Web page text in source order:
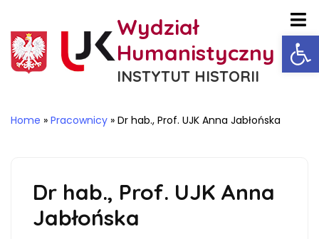
Wydział
Humanistyczny
INSTYTUT HISTORII
Home » Pracownicy » Dr hab., Prof. UJK Anna Jabłońska
Dr hab., Prof. UJK Anna
Jabłońska